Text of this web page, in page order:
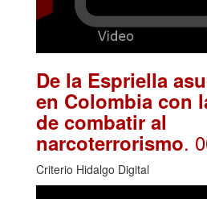
De la Espriella
en Colombia con
de combatir al
narcoterrorismo.
Criterio Hidalgo Digital